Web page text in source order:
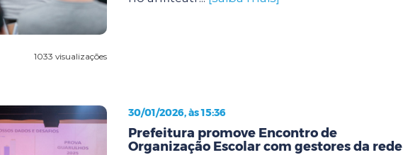
1033 visualizações
30/01/2026, às 15:36
Prefeitura promove Encontro de
Organização Escolar com gestores da rede